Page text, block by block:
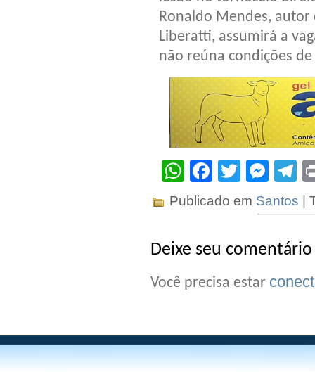
Ronaldo Mendes,
Liberatti, assumirá a
não reúna condições
WhatsApp
Facebook
Twitter
Publicado em Santos |
Deixe seu comentário
Você precisa estar